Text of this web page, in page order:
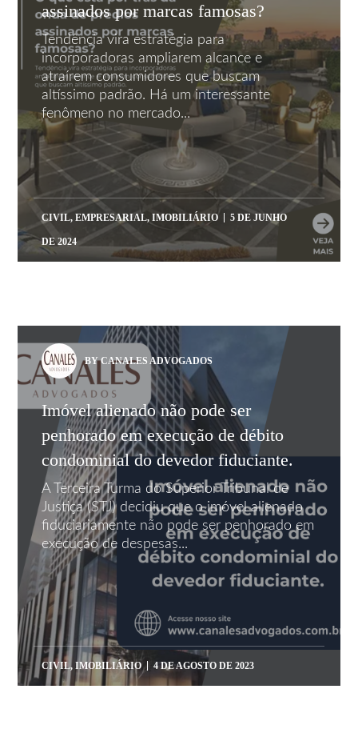
assinados por marcas famosas?
Tendência vira estratégia para
incorporadoras ampliarem alcance e
atraírem consumidores que buscam
altíssimo padrão. Há um interessante
fenômeno no mercado...
CIVIL,EMPRESARIAL,IMOBILIÁRIO 5 DE JUNHO
DE 2024
BY CANALES ADVOGADOS
Imóvel alienado não pode ser
penhorado em execução de débito
condominial do devedor fiduciante.
A Terceira Turma do Superior Tribunal de
Justiça (STJ) decidiu que o imóvel alienado
fiduciariamente não pode ser penhorado em
execução de despesas...
CIVIL,IMOBILIÁRIO 4 DE AGOSTO DE 2023